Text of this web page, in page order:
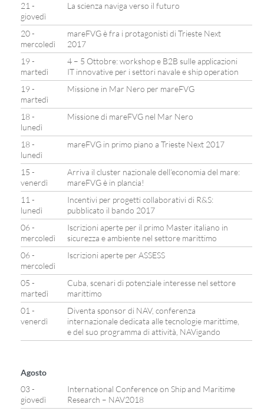
21 -
giovedì
La scienza naviga verso il futuro
20 -
mercoledì
mareFVG è fra i protagonisti di Trieste Next
2017
19 -
martedì
4 – 5 Ottobre: workshop e B2B sulle applicazioni
IT innovative per i settori navale e ship operation
19 -
martedì
Missione in Mar Nero per mareFVG
18 -
lunedì
Missione di mareFVG nel Mar Nero
18 -
lunedì
mareFVG in primo piano a Trieste Next 2017
15 -
venerdì
Arriva il cluster nazionale dell’economia del mare:
mareFVG è in plancia!
11 -
lunedì
Incentivi per progetti collaborativi di R&S:
pubblicato il bando 2017
06 -
mercoledì
Iscrizioni aperte per il primo Master italiano in
sicurezza e ambiente nel settore marittimo
06 -
mercoledì
Iscrizioni aperte per ASSESS
05 -
martedì
Cuba, scenari di potenziale interesse nel settore
marittimo
01 -
venerdì
Diventa sponsor di NAV, conferenza
internazionale dedicata alle tecnologie marittime,
e del suo programma di attività, NAVigando
Agosto
03 -
giovedì
International Conference on Ship and Maritime
Research – NAV2018